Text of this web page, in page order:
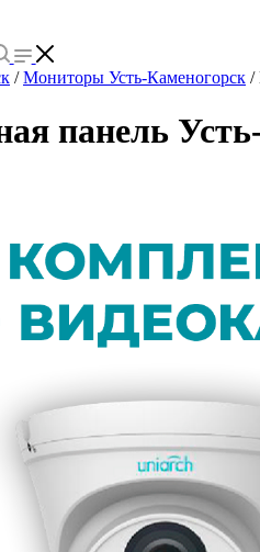
/Мониторы Усть-Каменогорск /
панель